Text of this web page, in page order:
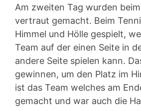
Am zweiten Tag wurden
vertraut gemacht. Beim
Himmel und Hölle gespielt,
Team auf der einen Seite in
andere Seite spielen kann.
gewinnen, um den Platz im
ist das Team welches am
gemacht und war auch die